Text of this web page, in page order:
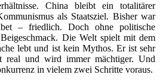
China bleibt ein totalitärer
als Staatsziel. Bisher war
– friedlich. Doch ohne politische
Die Welt spielt mit dem
lebt und ist kein Mythos. Er ist sehr
real und wird immer mächtiger. Und
in vielem zwei Schritte voraus.